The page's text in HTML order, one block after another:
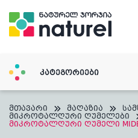
content
კატეგორიები
მთავარი მაღაზია
მიკროტალღური ღუმელები
მიკროტალღური ღუმელი MIDEA